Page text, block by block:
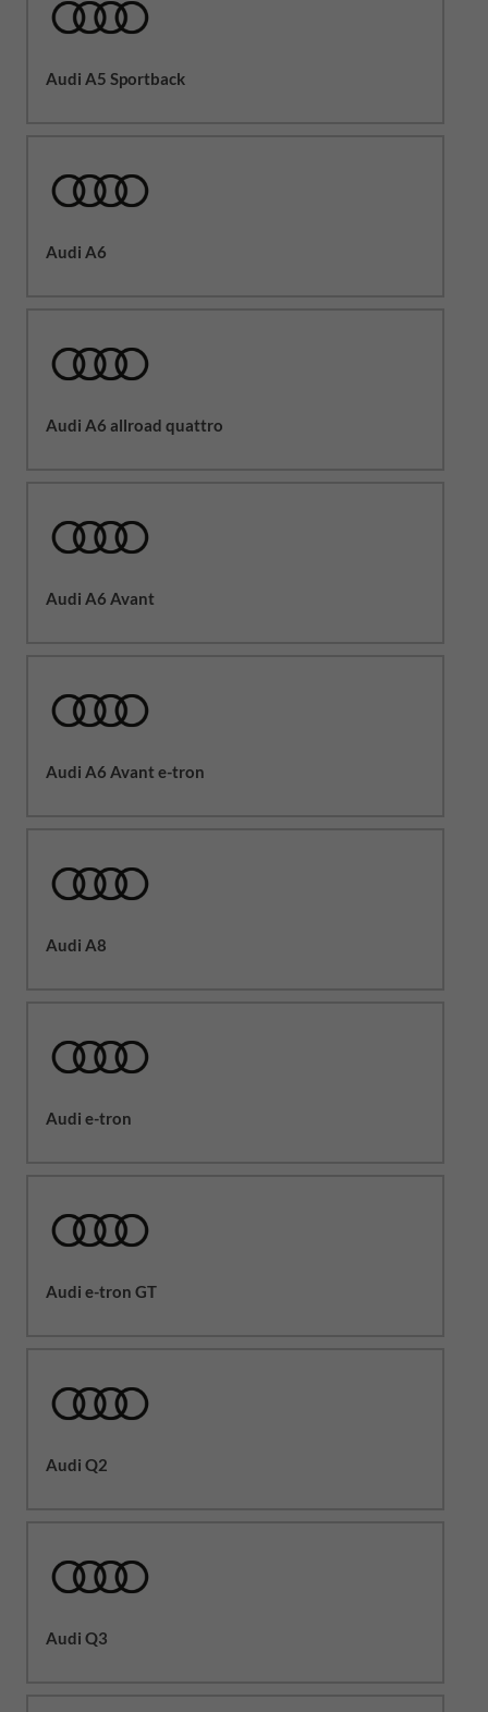
Audi A5 Sportback
Audi A6
Audi A6 allroad quattro
Audi A6 Avant
Audi A6 Avant e-tron
Audi A8
Audi e-tron
Audi e-tron GT
Audi Q2
Audi Q3